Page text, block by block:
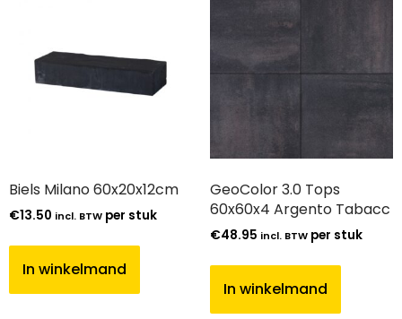
Biels Milano 60x20x12cm
€13.50 incl. BTW per stuk
In winkelmand
GeoColor 3.0 Tops
60x60x4 Argento Tabacc
€48.95 incl. BTW per stuk
In winkelmand